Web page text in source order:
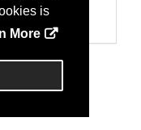
is
More